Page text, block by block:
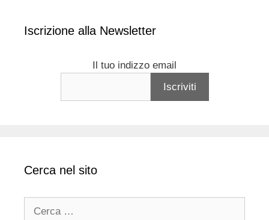
Iscrizione alla Newsletter
Il tuo indizzo email
Cerca nel sito